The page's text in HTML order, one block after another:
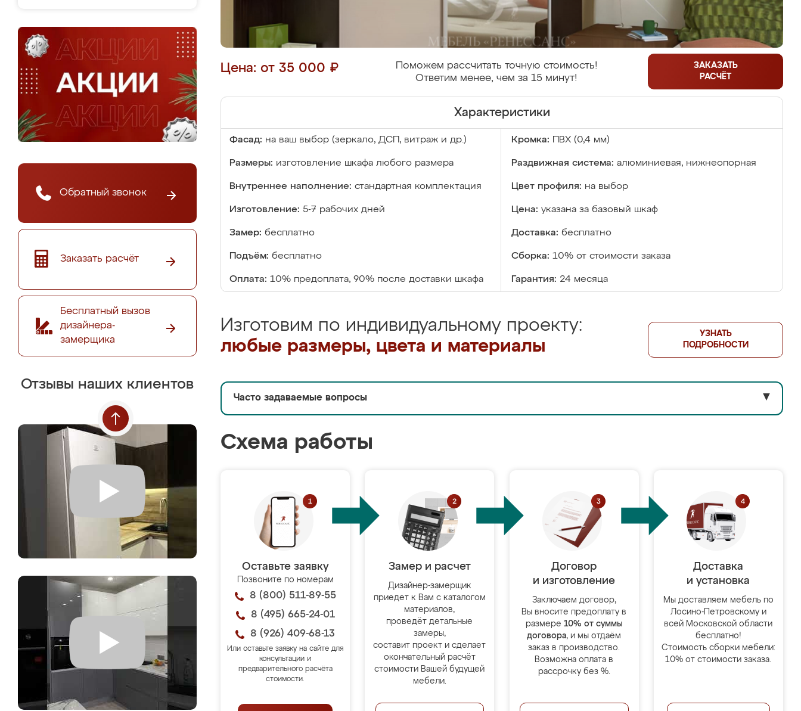
Обратный звонок
Заказать расчёт
Бесплатный вызов
дизайнера-
замерщика
Отзывы наших клиентов
Цена: от 35 000 ₽
Поможем рассчитать точную стоимость!
Ответим менее, чем за 15 минут!
ЗАКАЗАТЬ
РАСЧЁТ
Характеристики
Фасад: на ваш выбор (зеркало, ДСП, витраж и др.) Кромка: ПВХ (0,4 мм)
Размеры: изготовление шкафа любого размера Раздвижная система: алюминиевая, нижнеопорная
Внутреннее наполнение: стандартная комплектация Цвет профиля: на выбор
Изготовление: 5-7 рабочих дней Цена: указана за базовый шкаф
Замер: бесплатно Доставка: бесплатно
Подъём: бесплатно Сборка: 10% от стоимости заказа
Оплата: 10% предоплата, 90% после доставки шкафа Гарантия: 24 месяца
Изготовим по индивидуальному проекту:
любые размеры, цвета и материалы
УЗНАТЬ
ПОДРОБНОСТИ
Часто задаваемые вопросы ▼
Схема работы
Оставьте заявку
Позвоните по номерам
8 (800) 511-89-55
8 (495) 665-24-01
8 (926) 409-68-13
Или оставьте заявку на сайте для
консультации и
предварительного расчёта
стоимости.
Замер и расчет
Дизайнер-замерщик
приедет к Вам с каталогом
материалов,
проведёт детальные
замеры,
составит проект и сделает
окончательный расчёт
стоимости Вашей будущей
мебели.
Договор
и изготовление
Заключаем договор,
Вы вносите предоплату в
размере 10% от суммы
договора, и мы отдаём
заказ в производство.
Возможна оплата в
рассрочку без %.
Доставка
и установка
Мы доставляем мебель по
Лосино-Петровскому и
всей Московской области
бесплатно!
Стоимость сборки мебели:
10% от стоимости заказа.